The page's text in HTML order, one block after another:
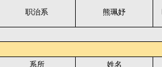
职治系 熊珮妤
系所
姓名